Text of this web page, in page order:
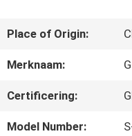
FABRIEKSREIS
Place of Origin:
Merknaam:
Certificering:
Model Number: